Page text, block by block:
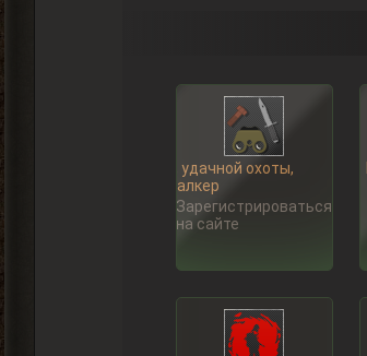
Ну, удачной охоты,
Сталкер
Зарегистрироваться
на сайте